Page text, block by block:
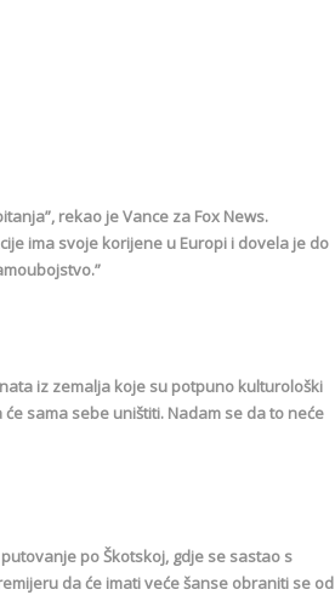
rekao je Vance za Fox News.
ima svoje korijene u Europi i dovela je do
iz zemalja koje su potpuno kulturološki
sama sebe uništiti. Nadam se da to neće
po Škotskoj, gdje se sastao s
da će imati veće šanse obraniti se od